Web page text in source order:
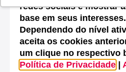
redes sociais e mostrar
base em seus interesses.
Dependendo do nível
aceita os cookies
um clique no respectivo
Política de Privacidade